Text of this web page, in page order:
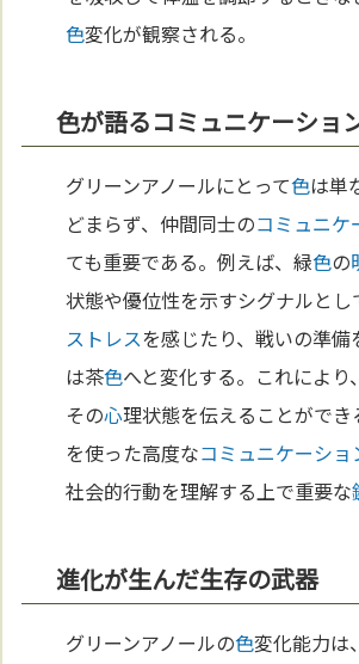
色変化が観察される。
色が語るコミュニケーショ
グリーンアノールにとって色は単
どまらず、仲間同士のコミュニケ
ても重要である。例えば、緑色の
状態や優位性を示すシグナルとし
ストレスを感じたり、戦いの準
は茶色へと変化する。これにより
その心理状態を伝えることがで
を使った高度なコミュニケーショ
社会的行動を理解する上で重要な
進化が生んだ生存の武器
グリーンアノールの色変化能力は